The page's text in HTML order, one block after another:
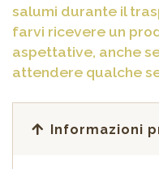
salumi durante il
farvi ricevere un
aspettative, anche
attendere qualche
Informazioni